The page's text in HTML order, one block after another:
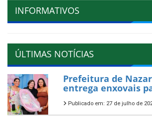
INFORMATIVOS
ÚLTIMAS NOTÍCIAS
Prefeitura de
entrega enxovais
Publicado em: 27 de julho de